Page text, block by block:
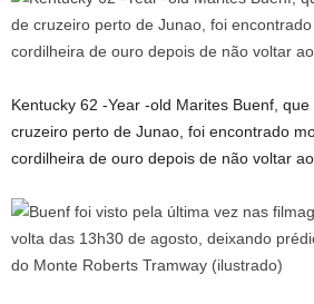
Kentucky 62 -Year -old Marites Buenf,
cruzeiro perto de Junao, foi encontrado
cordilheira de ouro depois de não voltar